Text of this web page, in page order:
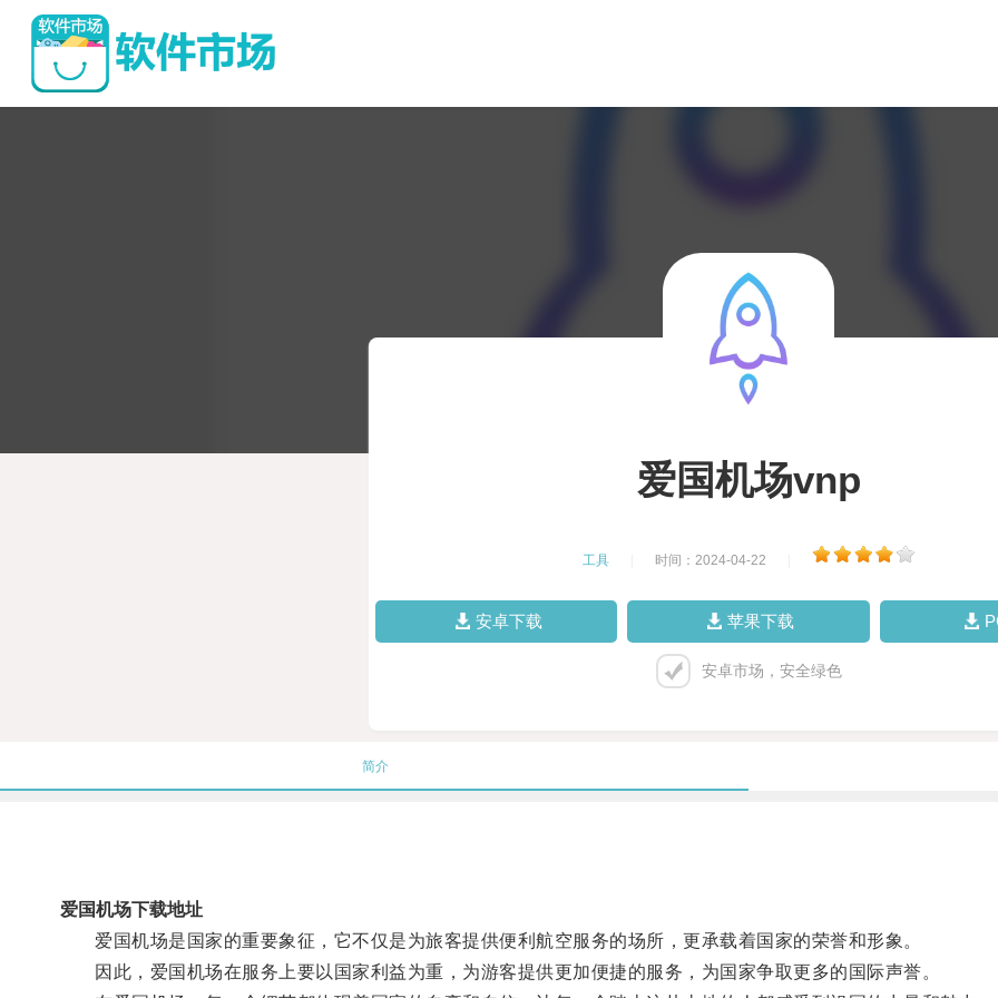
爱国机场vnp
工具 时间：2024-04-22
安卓下载 苹果下载
安卓市场，安全绿色
简介
爱国机场下载地址
爱国机场是国家的重要象征，它不仅是为旅客提供便利航空服务的场所，更承载着国家的荣誉和形象。
因此，爱国机场在服务上要以国家利益为重，为游客提供更加便捷的服务，为国家争取更多的国际声誉。